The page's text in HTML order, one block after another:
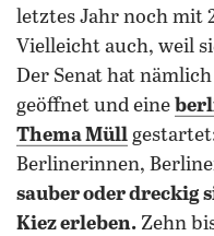
letztes Jahr noch mit
Vielleicht auch, weil
Der Senat hat
geöffnet und eine
Thema Müll
Berlinerinnen,
sauber oder dreckig
Kiez erleben. Zehn